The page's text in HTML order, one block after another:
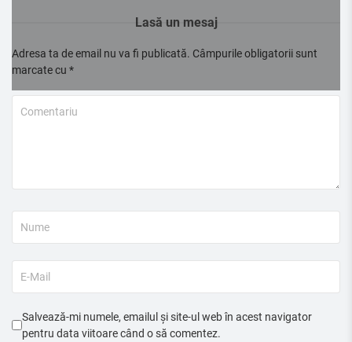
Lasă un mesaj
Adresa ta de email nu va fi publicată. Câmpurile obligatorii sunt
marcate cu *
Salvează-mi numele, emailul și site-ul web în acest navigator
pentru data viitoare când o să comentez.